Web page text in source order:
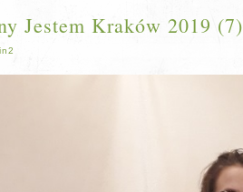
Jestem Kraków 2019 (7)